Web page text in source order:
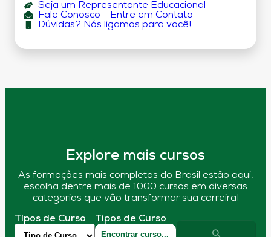
Seja um Representante Educacional
Fale Conosco - Entre em Contato
Dúvidas? Nós ligamos para você!
Explore mais cursos
As formações mais completas do Brasil estão aqui,
escolha dentre mais de 1000 cursos em diversas
categorias que vão transformar sua carreira!
Tipos de Curso Tipos de Curso